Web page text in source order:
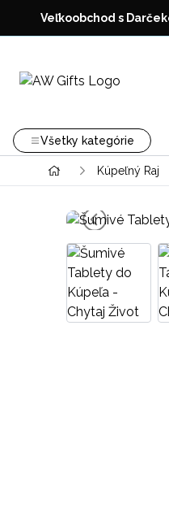
Veľkoobchod s
Všetky kategórie
Kúpeľný Raj